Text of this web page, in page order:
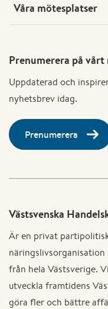
Våra mötesplatser
Prenumerera på
Uppdaterad och
nyhetsbrev idag.
Prenumerera
Västsvenska
Är en privat
från hela Västsverige.
utveckla framtidens
göra fler och bättre